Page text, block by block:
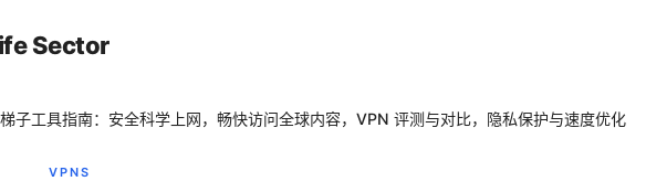
Sector
子工具指南：安全科学上网，畅快访问全球内容，VPN 评测与对比，隐私保护与速度优化
VPNS